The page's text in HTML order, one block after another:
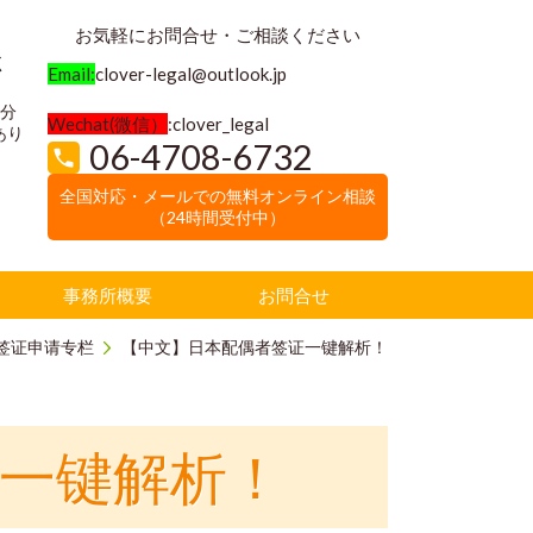
り
お気軽にお問合せ・ご相談ください
Email:clover-legal@outlook.jp
Wechat(微信） :clover_legal
06-4708-6732
全国対応・メールでの無料オンライン相談
（24時間受付中）
事務所概要 お問合せ
证申请专栏 【中文】日本配偶者签证一键解析！
键解析！